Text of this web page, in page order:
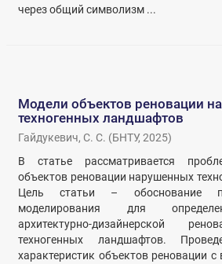
через общий символизм ...
Модели объектов реновации
техногенных ландшафтов
Гайдукевич, С. С. (БНТУ,2025)
В статье рассматривается
объектов реновации нарушенных
Цель статьи – обоснование
моделирования для
архитектурно-дизайнерской
техногенных ландшафтов.
характеристик объектов реновации